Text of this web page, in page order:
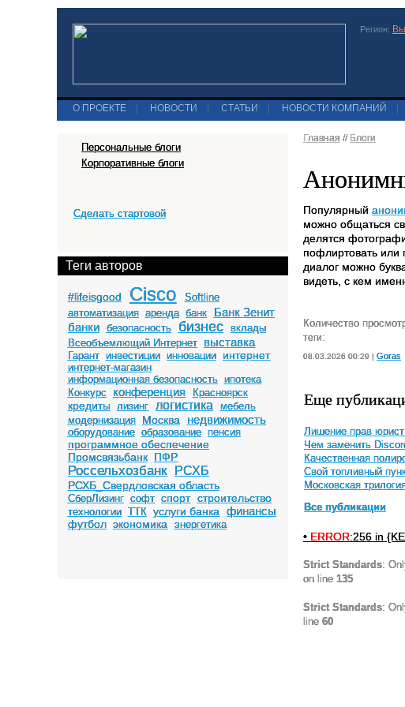
Регион:
О ПРОЕКТЕ НОВОСТИ СТАТЬИ НОВОСТИ КОМПАНИЙ
Персональные блоги
Корпоративные блоги
Сделать стартовой
Теги авторов
#lifeisgood Cisco
Softline
автоматизация аренда банк
Банк Зенит
банки безопасность бизнес
вклады
Всеобъемлющий Интернет
выставка
Гарант инвестиции инновации интернет
интернет-магазин
информационная безопасность ипотека
Конкурс
конференция Красноярск
кредиты лизинг логистика
мебель
модернизация
Москва недвижимость
оборудование образование пенсия
программное обеспечение
Промсвязьбанк ПФР
Россельхозбанк РСХБ
РСХБ_Свердловская область
СберЛизинг софт спорт строительство
технологии ТТК услуги банка финансы
футбол экономика энергетика
Главная // Блоги
Популярный
можно общаться
делятся
пофлиртовать или
диалог можно
видеть, с кем
Количество
теги:
08.03.2026 00:29 | Goras
Еще
Лишение прав
Чем заменить
Качественная
Свой топливный
Московская
Все публикации
• ERROR:256 in
Strict Standards:
on line 135
Strict Standards:
line 60